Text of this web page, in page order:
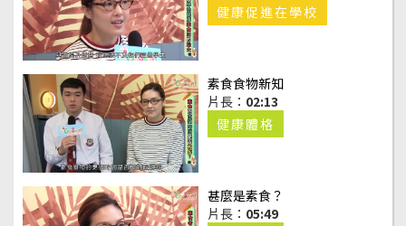
健康促進在學校
素食食物新知
片長： 02:13
健康體格
甚麼是素食？
片長： 05:49